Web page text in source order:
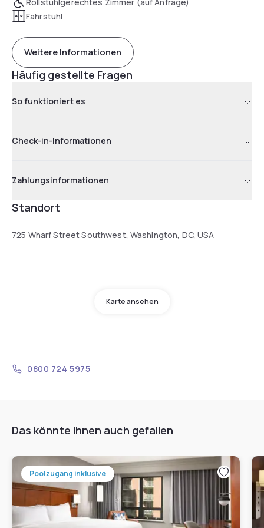
Fahrstuhl
Weitere Informationen
Häufig gestellte Fragen
So funktioniert es
Check-in-Informationen
Zahlungsinformationen
Standort
725 Wharf Street Southwest, Washington, DC, USA
Karte ansehen
0800 724 5975
Das könnte Ihnen auch gefallen
Poolzugang inklusive